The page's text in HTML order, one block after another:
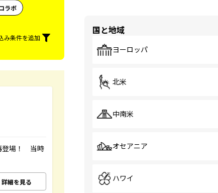
ラボ
み条件を追加
登場！ 当時
詳細を見る
国と地域
ヨーロッパ
北米
中南米
オセアニア
ハワイ